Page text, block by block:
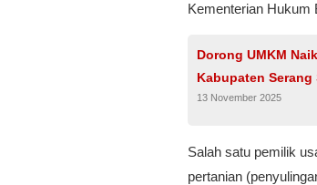
Kementerian Hukum
Dorong UMKM
Kabupaten
13 November 2025
Salah satu pemilik
pertanian